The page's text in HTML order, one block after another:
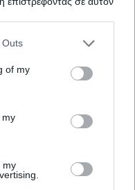
one or more Google
You may click to
its third-party tags to
in below Google
Outs
of my
my
my
ΚΑΙ